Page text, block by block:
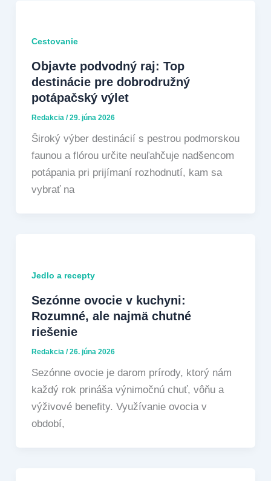
Cestovanie
Objavte podvodný raj: Top
destinácie pre dobrodružný
potápačský výlet
Redakcia /29. júna 2026
Široký výber destinácií s pestrou podmorskou
faunou a flórou určite neuľahčuje nadšencom
potápania pri prijímaní rozhodnutí, kam sa
vybrať na
Jedlo a recepty
Sezónne ovocie v kuchyni:
Rozumné, ale najmä chutné
riešenie
Redakcia /26. júna 2026
Sezónne ovocie je darom prírody, ktorý nám
každý rok prináša výnimočnú chuť, vôňu a
výživové benefity. Využívanie ovocia v
období,